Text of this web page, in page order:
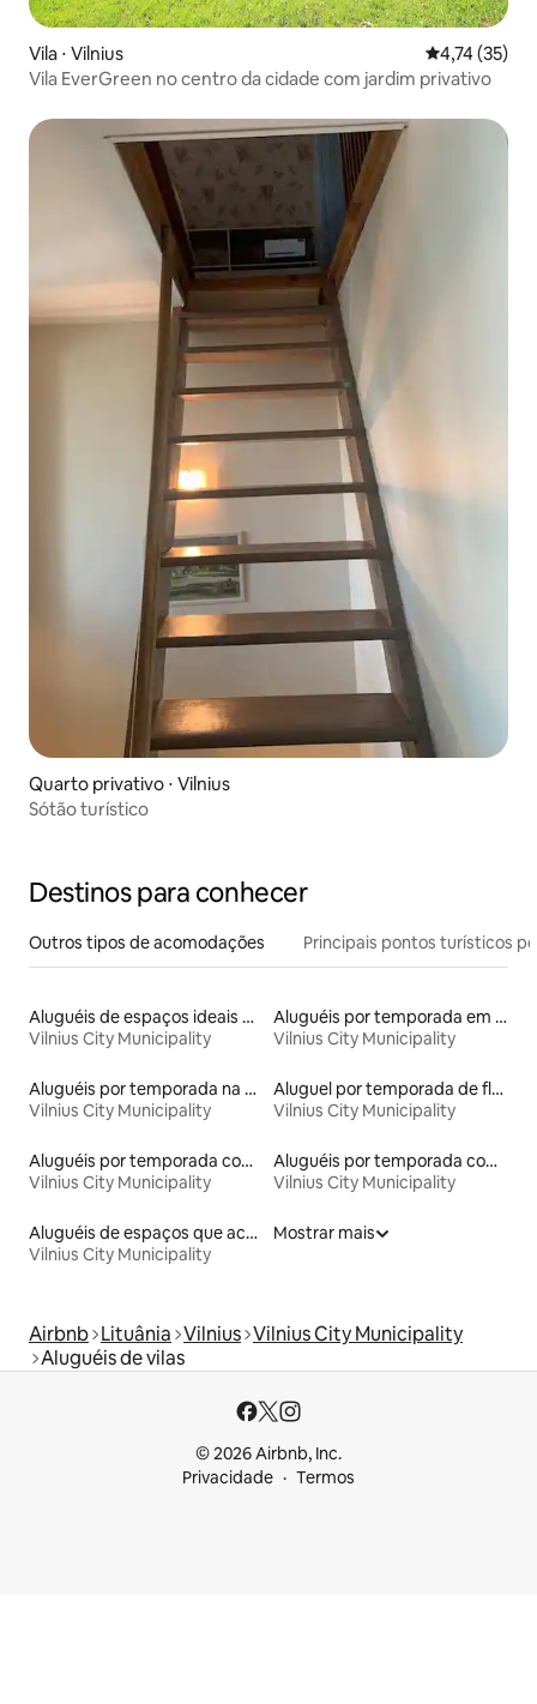
Vila ⋅ Vilnius 4,74 de uma
4,74 (35)
Vila EverGreen no centro da cidade com jardim privativo
Quarto privativo ⋅ Vilnius
Sótão turístico
Destinos para conhecer
Outros tipos de acomodações Principais pontos turísticos
Aluguéis de espaços ideais para famílias
Vilnius City Municipality
Aluguéis por temporada em albergue
Vilnius City Municipality
Aluguéis por temporada na orla
Vilnius City Municipality
Aluguel por temporada de flats
Vilnius City Municipality
Aluguéis por temporada com acesso ao lago
Vilnius City Municipality
Aluguéis por temporada com sauna
Vilnius City Municipality
Aluguéis de espaços que aceitam animais de estimação
Vilnius City Municipality
Mostrar mais
Airbnb Lituânia Vilnius Vilnius City Municipality
Aluguéis de vilas
© 2026 Airbnb, Inc.
Privacidade
Termos